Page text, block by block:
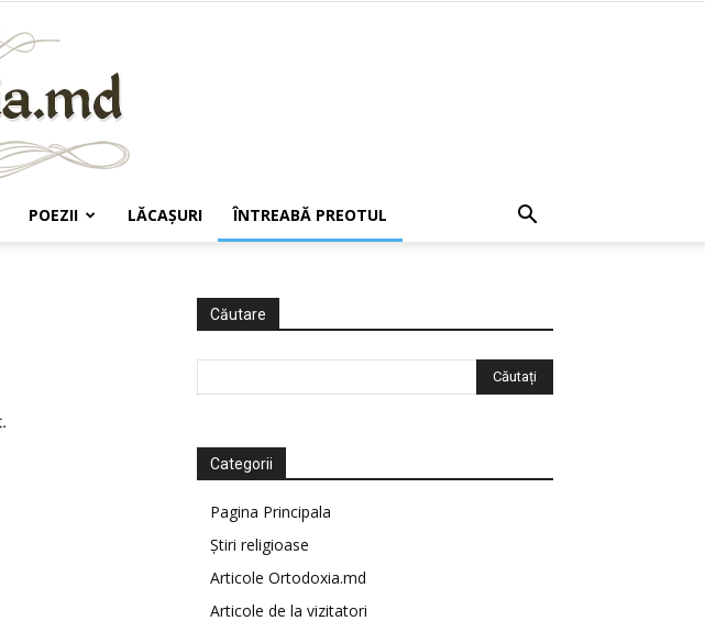
POEZII LĂCAŞURI ÎNTREABĂ PREOTUL
Căutare
Categorii
Pagina Principala
Știri religioase
Articole Ortodoxia.md
Articole de la vizitatori